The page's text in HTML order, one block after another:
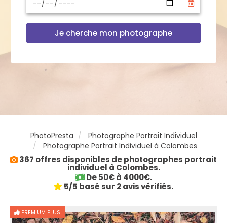
Je cherche mon photographe
PhotoPresta
Photographe Portrait Individuel
Photographe Portrait Individuel à Colombes
367 offres disponibles de photographes portrait
individuel à Colombes.
De 50€ à 4000€.
5/5 basé sur 2 avis vérifiés.
PREMIUM PLUS